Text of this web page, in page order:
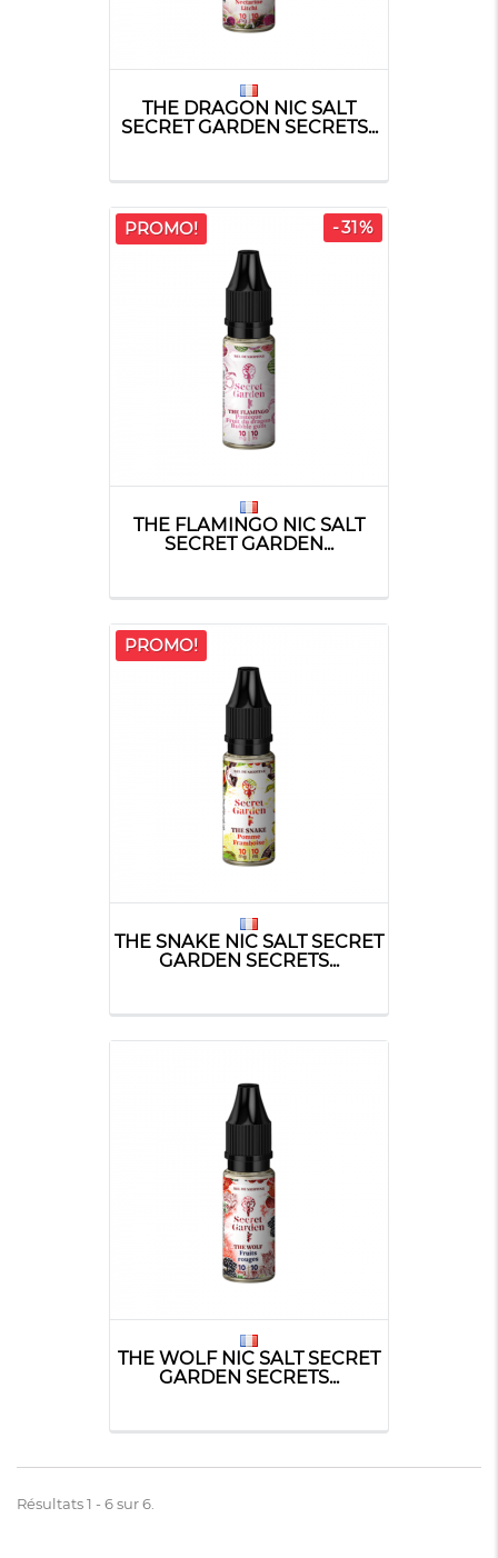
THE DRAGON NIC SALT
SECRET GARDEN SECRETS...
PROMO! -31%
THE FLAMINGO NIC SALT
SECRET GARDEN...
PROMO!
THE SNAKE NIC SALT SECRET
GARDEN SECRETS...
THE WOLF NIC SALT SECRET
GARDEN SECRETS...
Résultats 1 - 6 sur 6.